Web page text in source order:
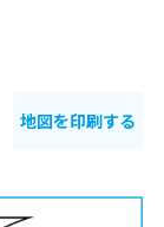
地図を印刷する